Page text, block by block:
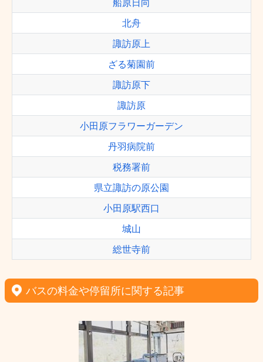
船原日向
北舟
諏訪原上
ざる菊園前
諏訪原下
諏訪原
小田原フラワーガーデン
丹羽病院前
税務署前
県立諏訪の原公園
小田原駅西口
城山
総世寺前
バスの料金や停留所に関する記事